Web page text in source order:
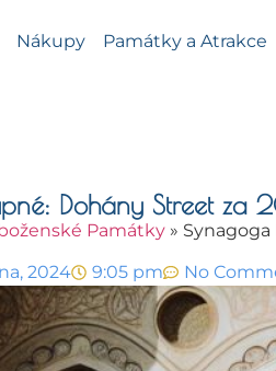
Nákupy Památky a Atrakce
Dohány Street za
Památky »
2024 9:05 pm No